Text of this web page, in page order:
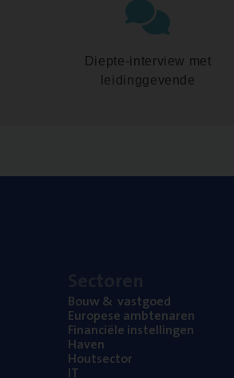
Diepte-interview met
leidinggevende
Bouw& vastgoed
Euro­pe­se ambtenaren
Finan­ci­ë­le instellingen
Haven
Hout­sec­tor
IT